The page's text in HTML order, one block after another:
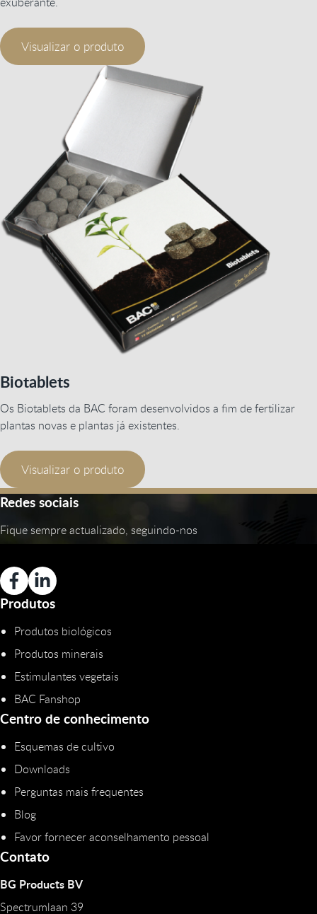
Visualizar o produto
Biotablets
Os Biotablets da BAC foram desenvolvidos a fim de fertilizar
plantas novas e plantas já existentes.
Visualizar o produto
Redes sociais
Fique sempre actualizado, seguindo-nos
Produtos
Produtos biológicos
Produtos minerais
Estimulantes vegetais
BAC Fanshop
Centro de conhecimento
Esquemas de cultivo
Downloads
Perguntas mais frequentes
Blog
Favor fornecer aconselhamento pessoal
Contato
BG Products BV
Spectrumlaan 39